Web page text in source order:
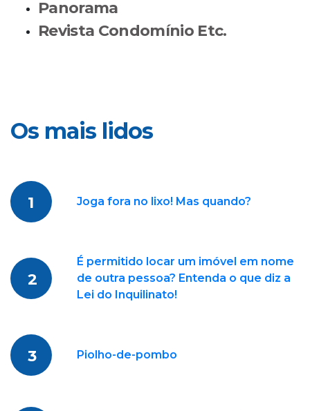
Panorama
Revista Condomínio Etc.
Os mais lidos
1 Joga fora no lixo! Mas quando?
2
É permitido locar um imóvel em nome
de outra pessoa? Entenda o que diz a
Lei do Inquilinato!
3 Piolho-de-pombo